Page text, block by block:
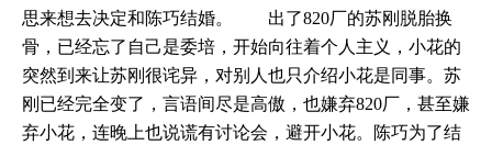
思来想去决定和陈巧结婚。 出了820厂的苏刚脱胎换
骨，已经忘了自己是委培，开始向往着个人主义，小花的
突然到来让苏刚很诧异，对别人也只介绍小花是同事。苏
刚已经完全变了，言语间尽是高傲，也嫌弃820厂，甚至嫌
弃小花，连晚上也说谎有讨论会，避开小花。陈巧为了结